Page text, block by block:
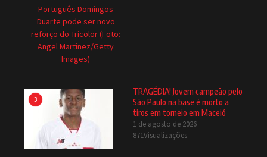
Português Domingos
Duarte pode ser novo
reforço do Tricolor (Foto:
Angel Martinez/Getty
Images)
3
TRAGÉDIA! Jovem campeão pelo
São Paulo na base é morto a
tiros em torneio em Maceió
1 de agosto de 2026
871Visualizações